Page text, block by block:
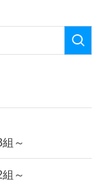
～
～